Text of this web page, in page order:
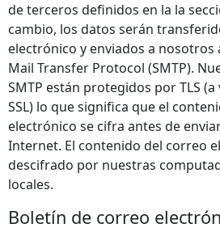
de terceros definidos en la la
cambio, los datos serán
electrónico y enviados a nosotros
Mail Transfer Protocol (SMTP).
SMTP están protegidos por TLS
SSL) lo que significa que el
electrónico se cifra antes de
Internet. El contenido del correo
descifrado por nuestras
locales.
Boletín de correo